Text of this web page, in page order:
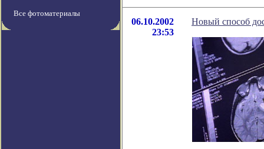
Все фотоматериалы
06.10.2002
23:53
Новый способ